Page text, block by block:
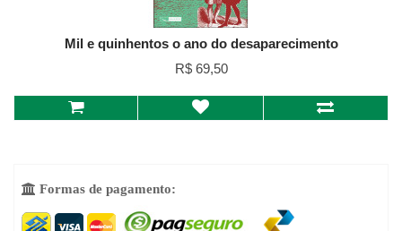
Mil e quinhentos o ano do desaparecimento
R$ 69,50
 Formas de pagamento: